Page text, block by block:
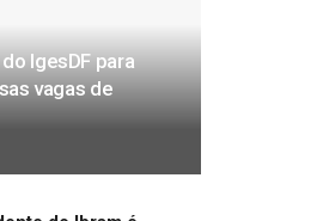
IgesDF para
vagas de